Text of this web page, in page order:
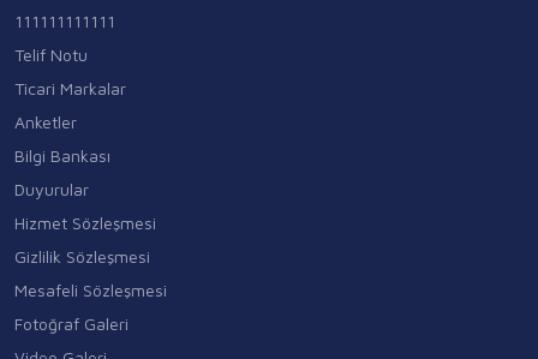
111111111111
Telif Notu
Ticari Markalar
Anketler
Bilgi Bankası
Duyurular
Hizmet Sözleşmesi
Gizlilik Sözleşmesi
Mesafeli Sözleşmesi
Fotoğraf Galeri